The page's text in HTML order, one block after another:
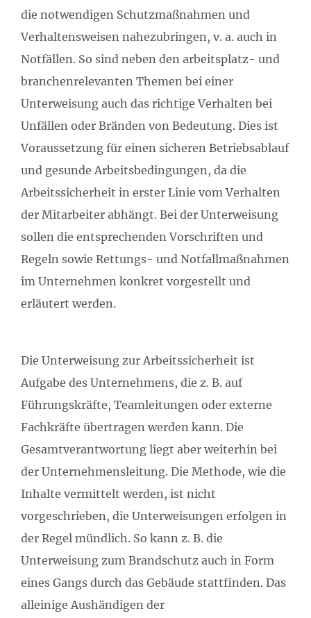
die notwendigen Schutzmaßnahmen und
Verhaltensweisen nahezubringen, v. a. auch in
Notfällen. So sind neben den arbeitsplatz- und
branchenrelevanten Themen bei einer
Unterweisung auch das richtige Verhalten bei
Unfällen oder Bränden von Bedeutung. Dies ist
Voraussetzung für einen sicheren Betriebsablauf
und gesunde Arbeitsbedingungen, da die
Arbeitssicherheit in erster Linie vom Verhalten
der Mitarbeiter abhängt. Bei der Unterweisung
sollen die entsprechenden Vorschriften und
Regeln sowie Rettungs- und Notfallmaßnahmen
im Unternehmen konkret vorgestellt und
erläutert werden.
Die Unterweisung zur Arbeitssicherheit ist
Aufgabe des Unternehmens, die z. B. auf
Führungskräfte, Teamleitungen oder externe
Fachkräfte übertragen werden kann. Die
Gesamtverantwortung liegt aber weiterhin bei
der Unternehmensleitung. Die Methode, wie die
Inhalte vermittelt werden, ist nicht
vorgeschrieben, die Unterweisungen erfolgen in
der Regel mündlich. So kann z. B. die
Unterweisung zum Brandschutz auch in Form
eines Gangs durch das Gebäude stattfinden. Das
alleinige Aushändigen der